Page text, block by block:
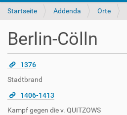
Startseite Addenda Orte
Berlin-Cölln
1376
Stadtbrand
1406-1413
Kampf gegen die v. QUITZOWS